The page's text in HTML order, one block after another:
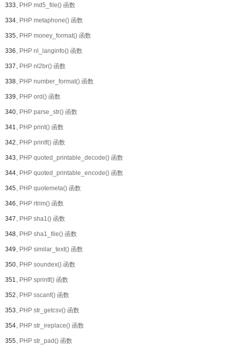
333、PHP md5_file() 函数
334、PHP metaphone() 函数
335、PHP money_format() 函数
336、PHP nl_langinfo() 函数
337、PHP nl2br() 函数
338、PHP number_format() 函数
339、PHP ord() 函数
340、PHP parse_str() 函数
341、PHP print() 函数
342、PHP printf() 函数
343、PHP quoted_printable_decode() 函数
344、PHP quoted_printable_encode() 函数
345、PHP quotemeta() 函数
346、PHP rtrim() 函数
347、PHP sha1() 函数
348、PHP sha1_file() 函数
349、PHP similar_text() 函数
350、PHP soundex() 函数
351、PHP sprintf() 函数
352、PHP sscanf() 函数
353、PHP str_getcsv() 函数
354、PHP str_ireplace() 函数
355、PHP str_pad() 函数